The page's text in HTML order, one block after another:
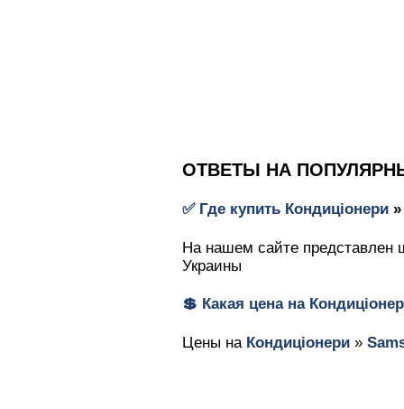
ОТВЕТЫ НА
✅ Где купить Кондиціонери
На нашем сайте представлен
Украины
💲 Какая цена на
Цены на Кондиціонери »